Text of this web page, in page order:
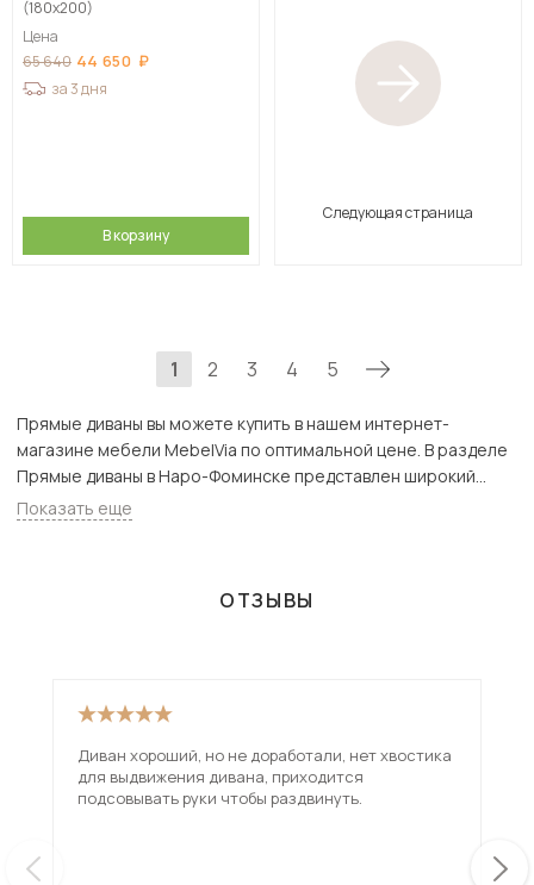
(180х200)
Цена
65 640 44 650
за 3 дня
В корзину
Следующая страница
1 2 3 4 5
Прямые диваны вы можете купить в нашем интернет-
магазине мебели MebelVia по оптимальной цене. В разделе
Прямые диваны в Наро-Фоминске представлен широкий
ассортимент товаров с доставкой в Москве и Подмосковью,
включая Наро-Фоминск. Всего товаров в категории «Прямые
Показать еще
ОТЗЫВЫ
Диван хороший, но не доработали, нет хвостика
для выдвижения дивана, приходится
подсовывать руки чтобы раздвинуть.